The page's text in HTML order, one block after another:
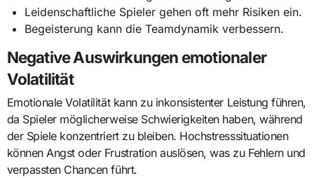
Leidenschaftliche Spieler gehen oft mehr Risiken ein.
Begeisterung kann die Teamdynamik verbessern.
Negative Auswirkungen emotionaler
Volatilität
Emotionale Volatilität kann zu inkonsistenter Leistung führen,
da Spieler möglicherweise Schwierigkeiten haben, während
der Spiele konzentriert zu bleiben. Hochstresssituationen
können Angst oder Frustration auslösen, was zu Fehlern und
verpassten Chancen führt.